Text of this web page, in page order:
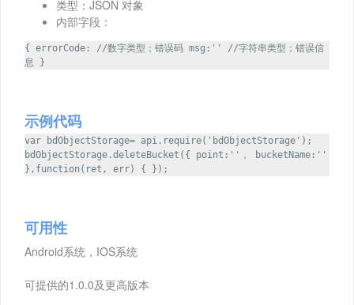
类型：JSON 对象
内部字段：
{ errorCode: //数字类型；错误码 msg:'' //字符串类型；错误信
息 }
示例代码
var bdObjectStorage= api.require('bdObjectStorage');
bdObjectStorage.deleteBucket({ point:''， bucketName:''
},function(ret, err) { });
可用性
Android系统，IOS系统
可提供的1.0.0及更高版本